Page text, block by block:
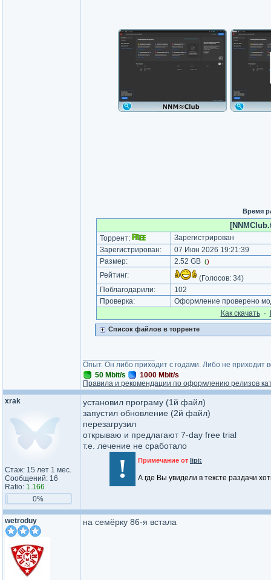
Время
Торрент:
Зарегистрирован
Зарегистрирован:
07 Июн 2026 19:21:39
Размер:
2.52 GB ()
Рейтинг: (Голосов: 34)
Поблагодарили:
102
Проверка:
Оформление проверено
Как cкачать·
Список файлов в торренте
Опыт. Он либо приходит с годами. Либо не приходит
50 Mbit/s
1000 Mbit/s
Правила и рекомендации по оформлению релизов
xrak
Стаж: 15 лет 1 мес.
Сообщений: 16
Ratio: 1.166
0%
установил програму (1й файл)
запустил обновление (2й файл)
перезагрузил
открываю и предлагают 7-day free trial
т.е. лечение не сработало
! Примечание от lipi:
А где Вы увидели в тексте раздачи
wetroduy на семёрку 86-я встала